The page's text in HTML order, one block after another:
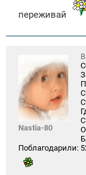
переживай
Nastia-80
Поблагодарили: